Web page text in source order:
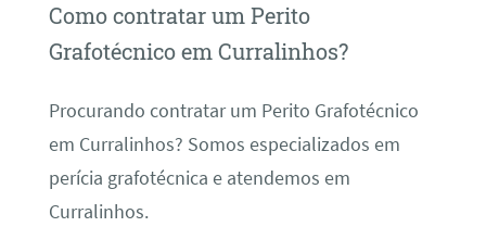
Como contratar um Perito
Grafotécnico em Curralinhos?
Procurando contratar um Perito Grafotécnico
em Curralinhos? Somos especializados em
perícia grafotécnica e atendemos em
Curralinhos.